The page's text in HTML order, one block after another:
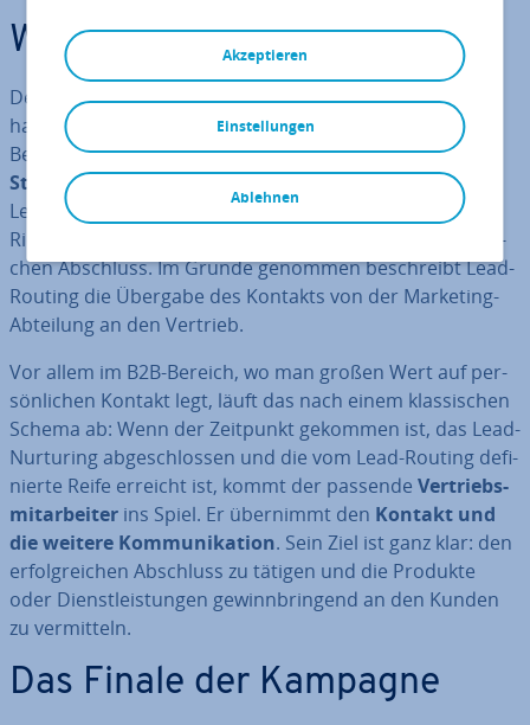
Was ist Lead-Routing?
Der englische Begriffroutingbedeutet im Zu­sam­men­
hang mit Da­ten­be­we­gun­gen so viel wie „Steuerung“.
Beim Lead-Routing geht es per De­fi­ni­ti­on um eine
Steuerung der Kon­takt­da­tenin der letzten Phase des
Lead-Ma­nage­ment-Prozesses – und zwar in eine
Richtung: hin zum Vertrieb und damit hin zum er­folg­rei­
chen Abschluss. Im Grunde genommen be­schreibt Lead-
Routing die Übergabe des Kontakts von der Marketing-
Abteilung an den Vertrieb.
Vor allem im B2B-Bereich, wo man großen Wert auf per­
sön­li­chen Kontakt legt, läuft das nach einem klas­si­schen
Schema ab: Wenn der Zeitpunkt gekommen ist, das Lead-
Nurturing ab­ge­schlos­sen und die vom Lead-Routing de­fi­
nier­te Reife erreicht ist, kommt der passende Ver­triebs­
mit­ar­bei­ter ins Spiel. Er übernimmt den Kontakt und
die weitere Kom­mu­ni­ka­ti­on. Sein Ziel ist ganz klar: den
er­folg­rei­chen Abschluss zu tätigen und die Produkte
oder Dienst­leis­tun­gen ge­winn­brin­gend an den Kunden
zu ver­mit­teln.
Das Finale der Kampagne
Akzeptieren
Ablehnen
Einstellungen